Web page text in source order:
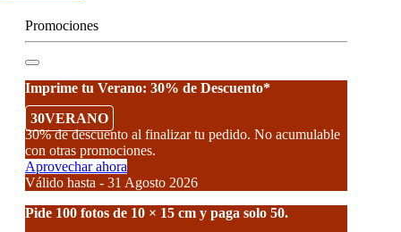
Promociones
Imprime tu Verano: 30% de Descuento*
30VERANO
30% de descuento al finalizar tu pedido. No acumulable
con otras promociones.
Aprovechar ahora
Válido hasta - 31 Agosto 2026
Pide 100 fotos de 10 × 15 cm y paga solo 50.